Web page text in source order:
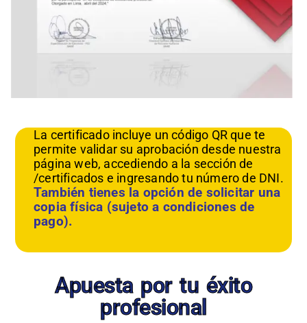
La certificado incluye un código QR que te
permite validar su aprobación desde nuestra
página web, accediendo a la sección de
/certificados e ingresando tu número de DNI.
También tienes la opción de solicitar una
copia física (sujeto a condiciones de
pago).
Apuesta por tu éxito
profesional